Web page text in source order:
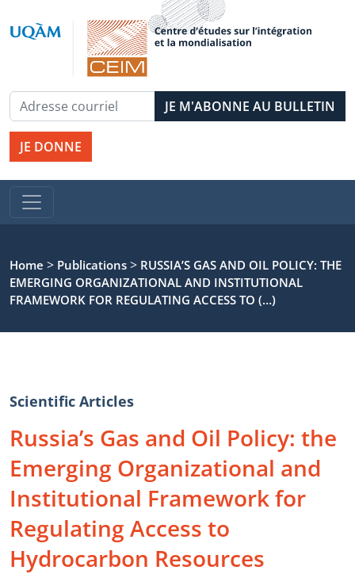
JE DONNE
Home > Publications > RUSSIA’S GAS AND OIL POLICY: THE
EMERGING ORGANIZATIONAL AND INSTITUTIONAL
FRAMEWORK FOR REGULATING ACCESS TO (…)
Scientific Articles
Russia’s Gas and Oil Policy: the
Emerging Organizational and
Institutional Framework for
Regulating Access to
Hydrocarbon Resources